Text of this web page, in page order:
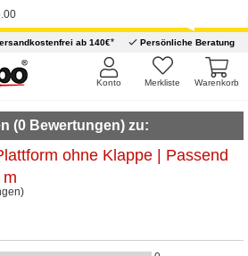
ab 140€* Persönliche Beratung
Warenkorb
Merkliste
Konto
(0 Bewertungen) zu:
ohne Klappe | Passend